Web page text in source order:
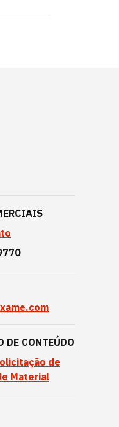
DE CONTEÚDO
de
Material